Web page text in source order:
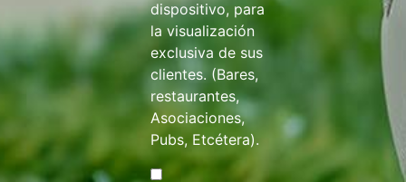
dispositivo, para
la visualización
exclusiva de sus
clientes. (Bares,
restaurantes,
Asociaciones,
Pubs, Etcétera).